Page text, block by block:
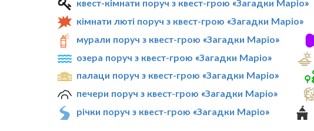
квест-кімнати поруч з квест-грою «Загадки Маріо»
кімнати люті поруч з квест-грою «Загадки Маріо»
мурали поруч з квест-грою «Загадки Маріо»
озера поруч з квест-грою «Загадки Маріо»
палаци поруч з квест-грою «Загадки Маріо»
печери поруч з квест-грою «Загадки Маріо»
річки поруч з квест-грою «Загадки Маріо»